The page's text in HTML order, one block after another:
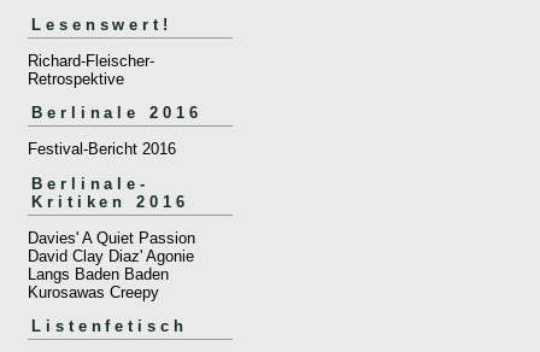
Lesenswert!
Richard-Fleischer-
Retrospektive
Berlinale 2016
Festival-Bericht 2016
Berlinale-
Kritiken 2016
Davies' A Quiet Passion
David Clay Diaz' Agonie
Langs Baden Baden
Kurosawas Creepy
Listenfetisch